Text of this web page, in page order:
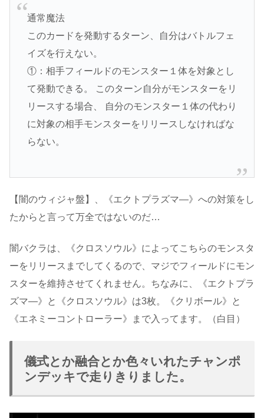
通常魔法
このカードを発動するターン、自分はバトルフェ
イズを行えない。
①：相手フィールドのモンスター１体を対象とし
て発動できる。 このターン自分がモンスターをリ
リースする場合、 自分のモンスター１体の代わり
に対象の相手モンスターをリリースしなければな
らない。
【闇のウィジャ盤】、《エクトプラズマ―》への対策をし
たからと言って万全ではないのだ…
闇バクラは、《クロスソウル》によってこちらのモンスタ
ーをリリースまでしてくるので、マジでフィールドにモン
スターを維持させてくれません。ちなみに、《エクトプラ
ズマ―》と《クロスソウル》は3枚。《クリボール》と
《エネミーコントローラー》まで入ってます。（白目）
儀式とか融合とか色々いれたチャンポ
ンデッキで走りきりました。